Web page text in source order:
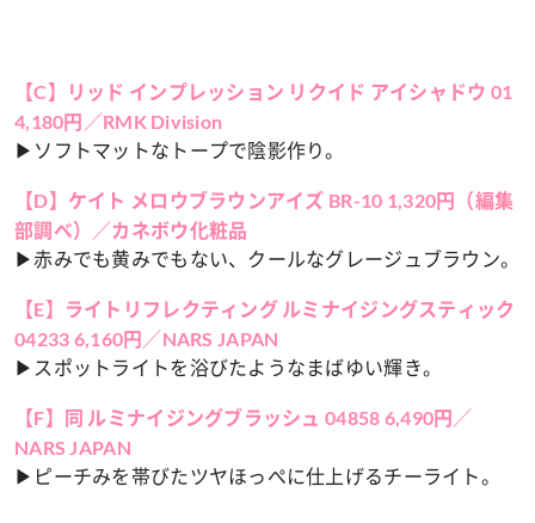
【C】リッド インプレッション リクイド アイシャドウ 01
4,180円／RMK Division
▶︎ソフトマットなトープで陰影作り。
【D】ケイト メロウブラウンアイズ BR-10 1,320円（編集
部調べ）／カネボウ化粧品
▶︎赤みでも黄みでもない、クールなグレージュブラウン。
【E】ライトリフレクティング ルミナイジングスティック
04233 6,160円／NARS JAPAN
▶︎スポットライトを浴びたようなまばゆい輝き。
【F】同 ルミナイジングブラッシュ 04858 6,490円／
NARS JAPAN
▶︎ピーチみを帯びたツヤほっぺに仕上げるチーライト。